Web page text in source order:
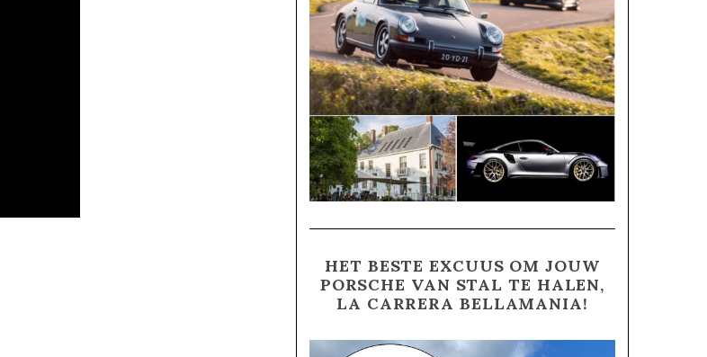
HET BESTE EXCUUS OM JOUW
PORSCHE VAN STAL TE HALEN,
LA CARRERA BELLAMANIA!